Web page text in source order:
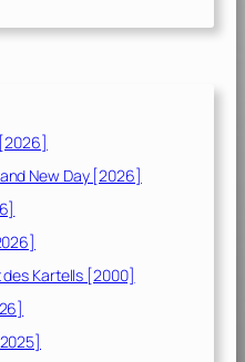
New Day [2026]
Kartells [2000]